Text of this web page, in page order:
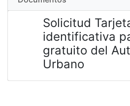
Solicitud
identificativa
gratuito del
Urbano